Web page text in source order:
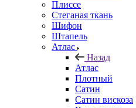
Плиссе
Стеганая ткань
Шифон
Штапель
Атлас
Назад
Атлас
Плотный
Сатин
Сатин вискоза